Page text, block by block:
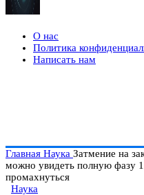
О нас
Политика
Написать нам
Главная Наука Затмение на
можно увидеть полную фазу
промахнуться
Наука